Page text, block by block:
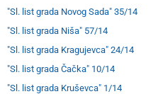
"Sl. list grada Novog Sada" 35/14
"Sl. list grada Niša" 57/14
"Sl. list grada Kragujevca" 24/14
"Sl. list grada Čačka" 10/14
"Sl. list grada Kruševca" 1/14